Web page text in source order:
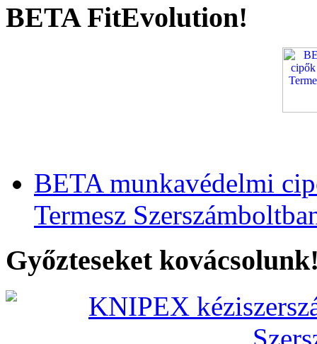
BETA FitEvolution!
BETA munkavédelmi
Termesz
Győzteseket